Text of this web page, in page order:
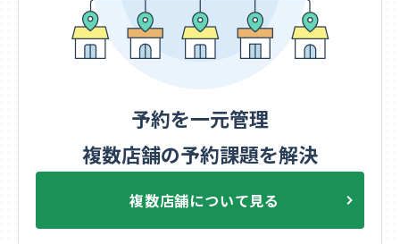
予約を一元管理
複数店舗の予約課題を解決
複数店舗について見る